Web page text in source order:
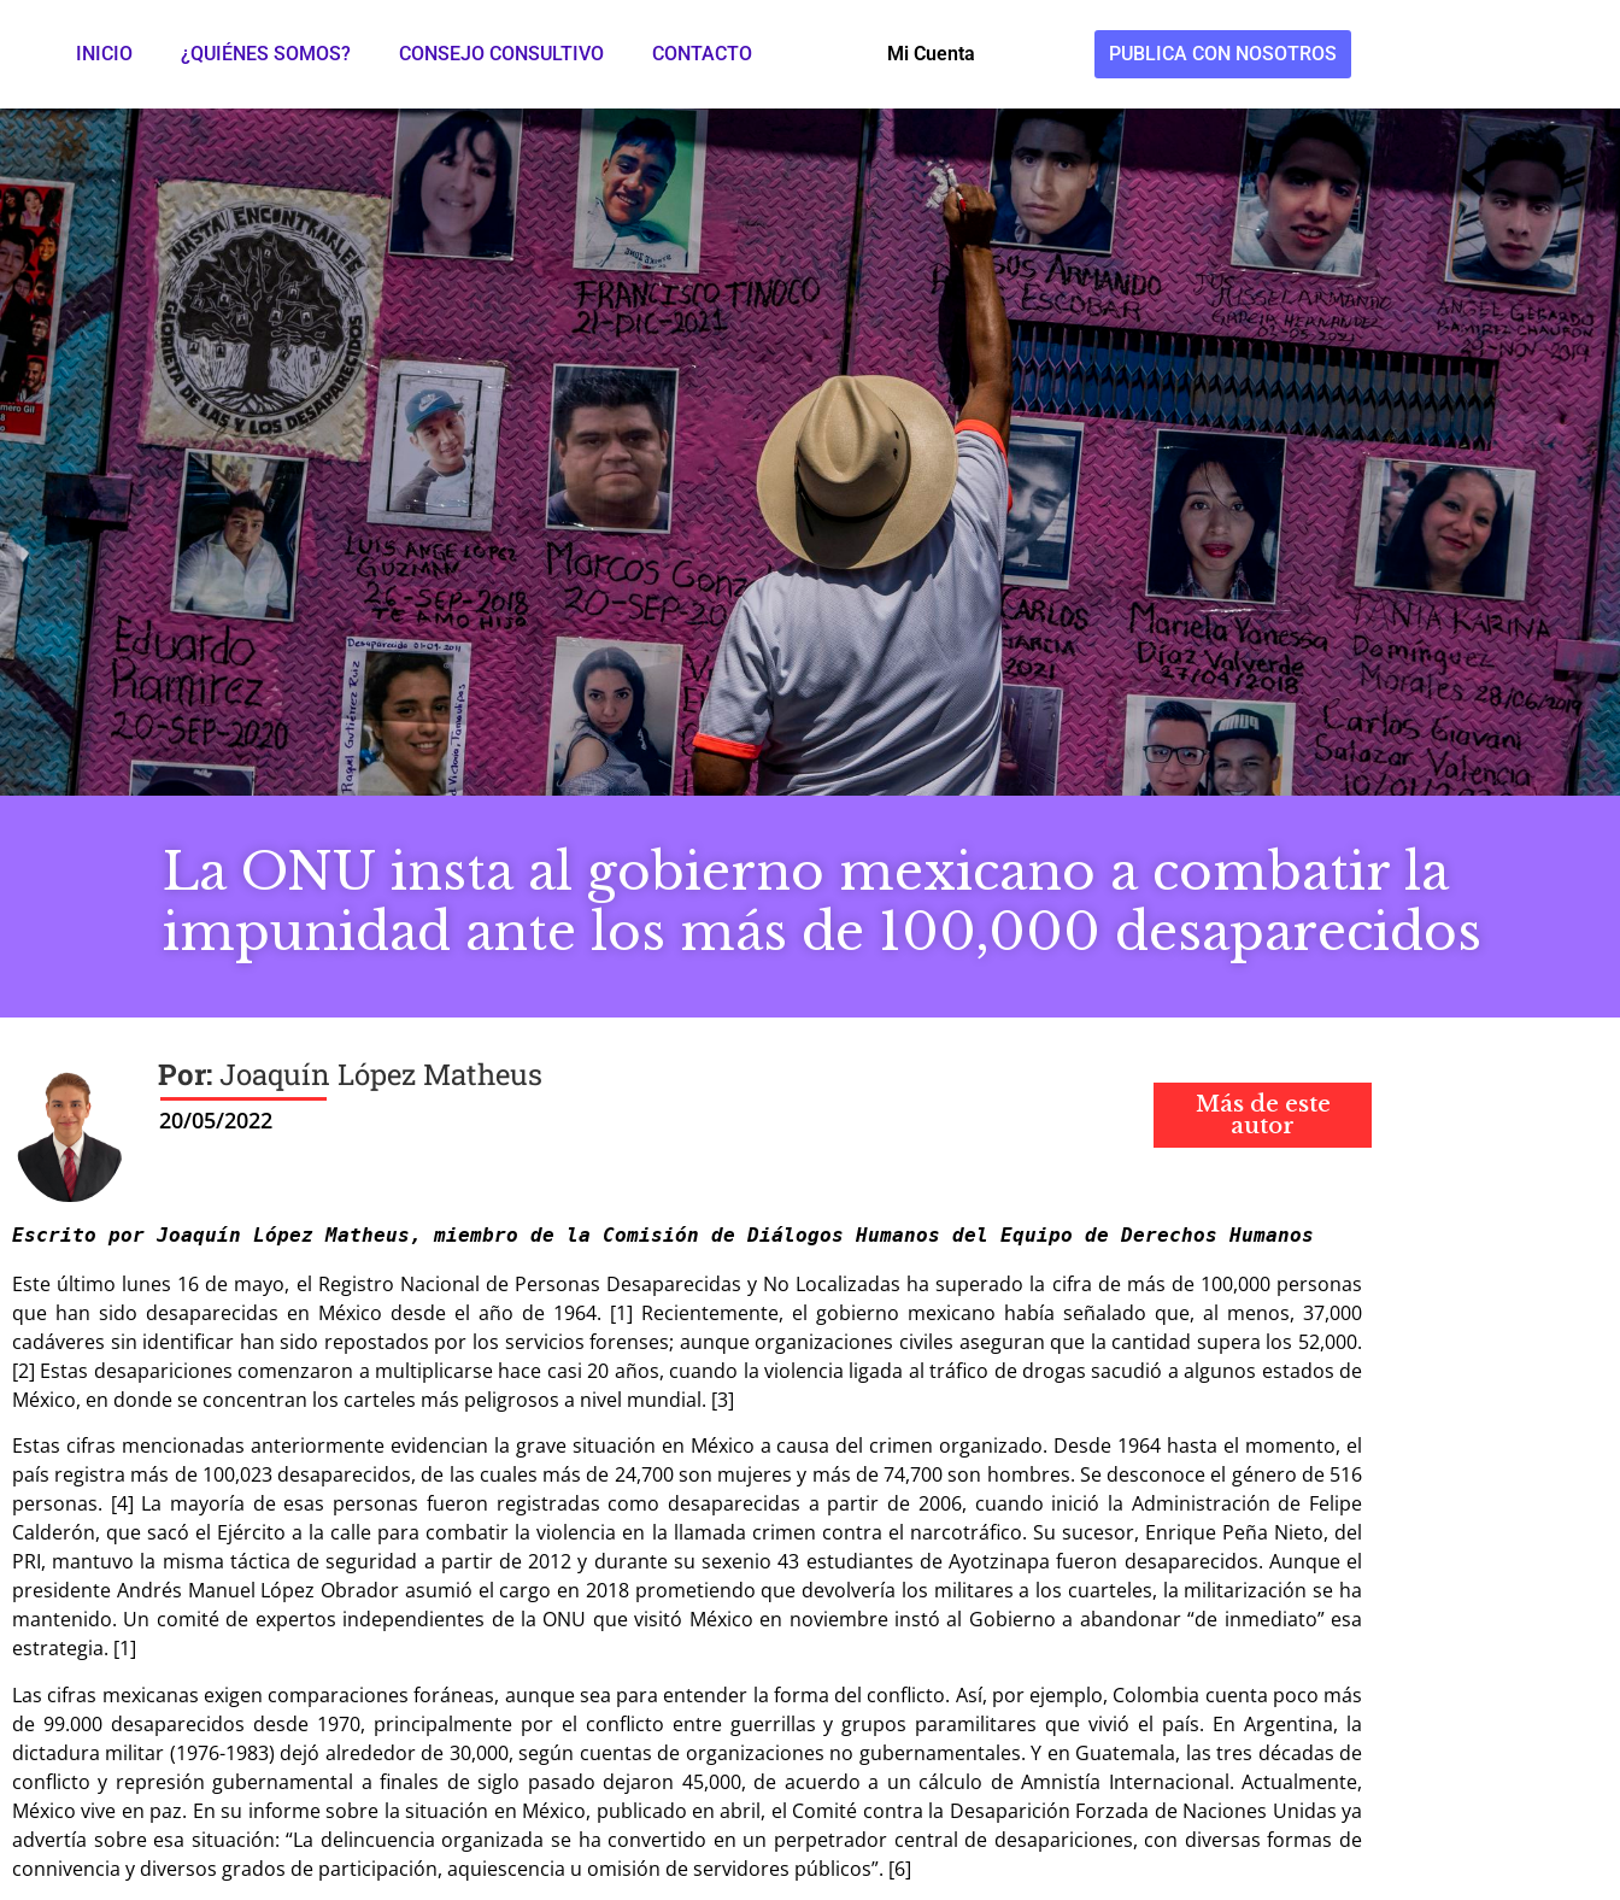
INICIO ¿QUIÉNES SOMOS? CONSEJO CONSULTIVO CONTACTO Mi Cuenta PUBLICA CON NOSOTROS
La ONU insta al gobierno mexicano a combatir la
impunidad ante los más de 100,000 desaparecidos
Joaquín López Matheus
Más de este
autor
Escrito por Joaquín López Matheus, miembro de la Comisión de Diálogos Humanos del Equipo de Derechos Humanos
Este último lunes 16 de mayo, el Registro Nacional de Personas Desaparecidas y No Localizadas ha superado la cifra de más de 100,000 personas
que han sido desaparecidas en México desde el año de 1964. [1] Recientemente, el gobierno mexicano había señalado que, al menos, 37,000
cadáveres sin identificar han sido repostados por los servicios forenses; aunque organizaciones civiles aseguran que la cantidad supera los 52,000.
[2] Estas desapariciones comenzaron a multiplicarse hace casi 20 años, cuando la violencia ligada al tráfico de drogas sacudió a algunos estados de
México, en donde se concentran los carteles más peligrosos a nivel mundial. [3]
Estas cifras mencionadas anteriormente evidencian la grave situación en México a causa del crimen organizado. Desde 1964 hasta el momento, el
país registra más de 100,023 desaparecidos, de las cuales más de 24,700 son mujeres y más de 74,700 son hombres. Se desconoce el género de 516
personas. [4] La mayoría de esas personas fueron registradas como desaparecidas a partir de 2006, cuando inició la Administración de Felipe
Calderón, que sacó el Ejército a la calle para combatir la violencia en la llamada crimen contra el narcotráfico. Su sucesor, Enrique Peña Nieto, del
PRI, mantuvo la misma táctica de seguridad a partir de 2012 y durante su sexenio 43 estudiantes de Ayotzinapa fueron desaparecidos. Aunque el
presidente Andrés Manuel López Obrador asumió el cargo en 2018 prometiendo que devolvería los militares a los cuarteles, la militarización se ha
mantenido. Un comité de expertos independientes de la ONU que visitó México en noviembre instó al Gobierno a abandonar “de inmediato” esa
estrategia. [1]
Las cifras mexicanas exigen comparaciones foráneas, aunque sea para entender la forma del conflicto. Así, por ejemplo, Colombia cuenta poco más
de 99.000 desaparecidos desde 1970, principalmente por el conflicto entre guerrillas y grupos paramilitares que vivió el país. En Argentina, la
dictadura militar (1976-1983) dejó alrededor de 30,000, según cuentas de organizaciones no gubernamentales. Y en Guatemala, las tres décadas de
conflicto y represión gubernamental a finales de siglo pasado dejaron 45,000, de acuerdo a un cálculo de Amnistía Internacional. Actualmente,
México vive en paz. En su informe sobre la situación en México, publicado en abril, el Comité contra la Desaparición Forzada de Naciones Unidas ya
advertía sobre esa situación: “La delincuencia organizada se ha convertido en un perpetrador central de desapariciones, con diversas formas de
connivencia y diversos grados de participación, aquiescencia u omisión de servidores públicos”. [6]
20/05/2022